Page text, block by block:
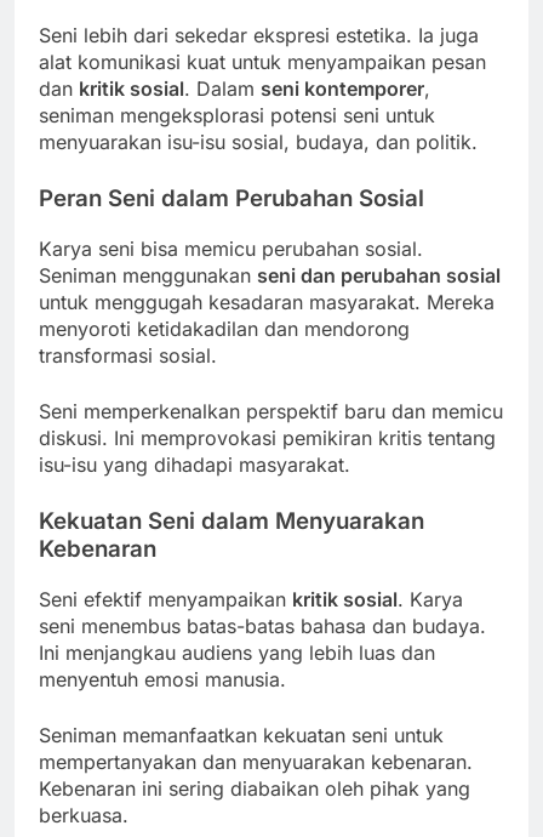
Seni lebih dari sekedar ekspresi estetika. Ia juga
alat komunikasi kuat untuk menyampaikan pesan
dan kritik sosial. Dalam seni kontemporer,
seniman mengeksplorasi potensi seni untuk
menyuarakan isu-isu sosial, budaya, dan politik.
Peran Seni dalam Perubahan Sosial
Karya seni bisa memicu perubahan sosial.
Seniman menggunakan seni dan perubahan sosial
untuk menggugah kesadaran masyarakat. Mereka
menyoroti ketidakadilan dan mendorong
transformasi sosial.
Seni memperkenalkan perspektif baru dan memicu
diskusi. Ini memprovokasi pemikiran kritis tentang
isu-isu yang dihadapi masyarakat.
Kekuatan Seni dalam Menyuarakan
Kebenaran
Seni efektif menyampaikan kritik sosial. Karya
seni menembus batas-batas bahasa dan budaya.
Ini menjangkau audiens yang lebih luas dan
menyentuh emosi manusia.
Seniman memanfaatkan kekuatan seni untuk
mempertanyakan dan menyuarakan kebenaran.
Kebenaran ini sering diabaikan oleh pihak yang
berkuasa.